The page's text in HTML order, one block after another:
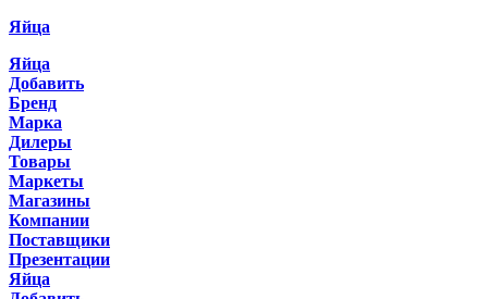
Яйца
Яйца
Добавить
Бренд
Марка
Дилеры
Товары
Маркеты
Магазины
Компании
Поставщики
Презентации
Яйца